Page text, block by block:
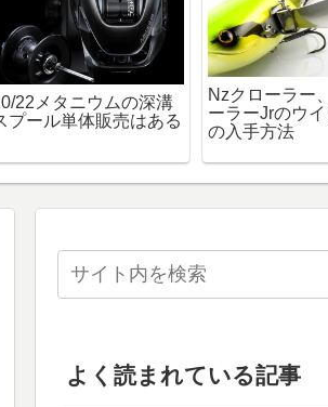
に
秋から冬の変わり目のバ
ス釣りはまだまだ中層狙
いでOK
『ナ
レ』I
よく読まれている記事